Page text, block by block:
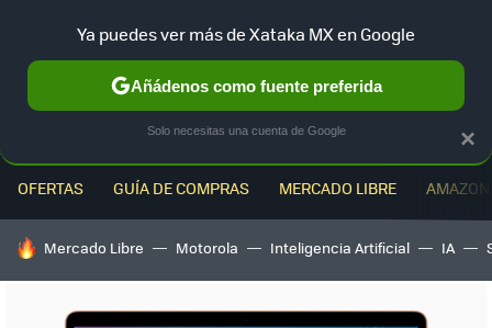
OFERTAS GUÍA DE COMPRAS MERCADO LIBRE
HOY SE HABLA DE
Mercado Libre Motorola Inteligencia Artificial IA
×
Ya puedes ver más de Xataka MX en Google
Añádenos como fuente preferida
Solo necesitas una cuenta de Google